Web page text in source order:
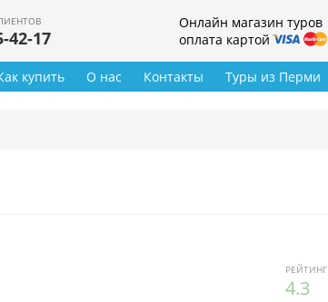
42-17
Онлайн магазин туров
оплата картой
Туры из Перми
купить О нас Контакты
РЕЙТИНГ
4.3